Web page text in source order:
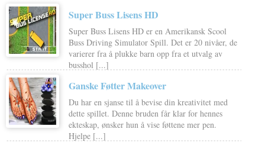
Super Buss Lisens HD
Super Buss Lisens HD er en Amerikansk Scool
Buss Driving Simulator Spill. Det er 20 nivåer, de
varierer fra å plukke barn opp fra et utvalg av
busshol [...]
Ganske Føtter Makeover
Du har en sjanse til å bevise din kreativitet med
dette spillet. Denne bruden får klar for hennes
ekteskap, ønsker hun å vise føttene mer pen.
Hjelpe [...]